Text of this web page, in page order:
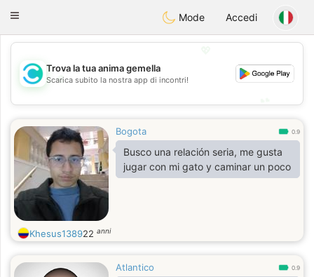
olombiaCitas
Toggle
Mode Accedi
💖
💕
Trova la tua anima gemella
Scarica subito la nostra app di incontri!
Bogota 0.9
Busco una relación seria, me gusta
jugar con mi gato y caminar un poco
Khesus138922 anni
Atlantico 0.9